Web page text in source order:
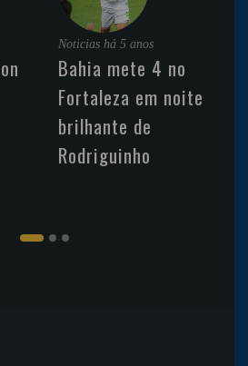
Noticias há 5 anos
Bahia mete 4 no
Fortaleza em noite
brilhante de
Rodriguinho